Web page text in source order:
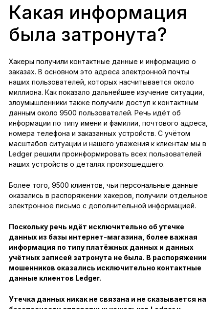
Какая информация
была затронута?
Хакеры получили контактные данные и информацию о
заказах. В основном это адреса электронной почты
наших пользователей, которых насчитывается около
миллиона. Как показало дальнейшее изучение ситуации,
злоумышленники также получили доступ к контактным
данным около 9500 пользователей. Речь идёт об
информации по типу имени и фамилии, почтового адреса,
номера телефона и заказанных устройств. С учётом
масштабов ситуации и нашего уважения к клиентам мы в
Ledger решили проинформировать всех пользователей
наших устройств о деталях произошедшего.
Более того, 9500 клиентов, чьи персональные данные
оказались в распоряжении хакеров, получили отдельное
электронное письмо с дополнительной информацией.
Поскольку речь идёт исключительно об утечке
данных из базы интернет-магазина, более важная
информация по типу платёжных данных и данных
учётных записей затронута не была. В распоряжении
мошенников оказались исключительно контактные
данные клиентов Ledger.
Утечка данных никак не связана и не сказывается на